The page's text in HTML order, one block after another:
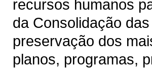
recursos humanos
da Consolidação
preservação dos
planos, programas,